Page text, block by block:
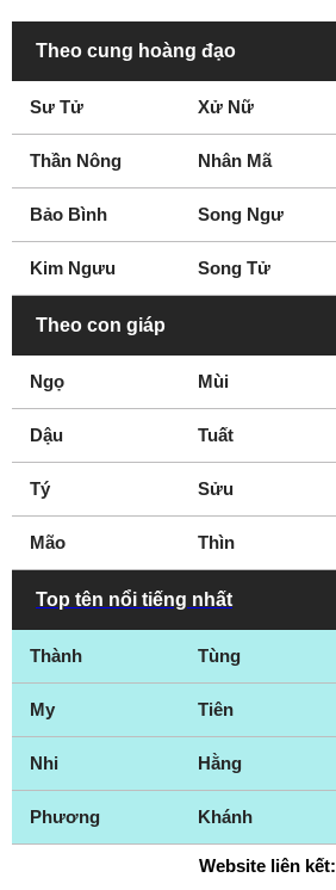
Theo cung hoàng đạo
Sư Tử Xử Nữ
Thần Nông Nhân Mã
Bảo Bình Song Ngư
Kim Ngưu Song Tử
Theo con giáp
Ngọ Mùi
Dậu Tuất
Tý Sửu
Mão Thìn
Top tên nổi tiếng nhất
Thành Tùng
My Tiên
Nhi Hằng
Phương Khánh
Website liên kết: